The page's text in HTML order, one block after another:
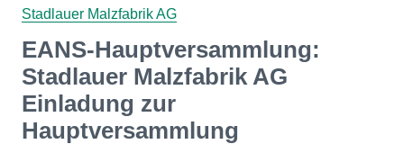
Stadlauer Malzfabrik AG
EANS-Hauptversammlung:
Stadlauer Malzfabrik AG
Einladung zur
Hauptversammlung